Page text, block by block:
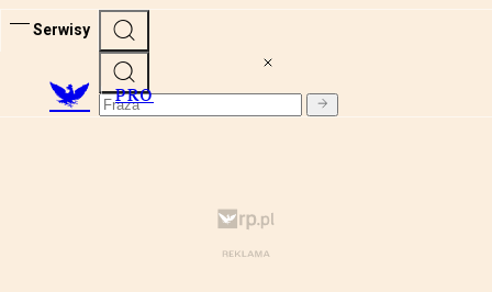
Serwisy
PRO